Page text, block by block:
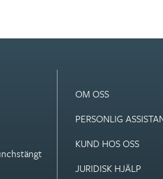
OM OSS
PERSONLIG
KUND HOS OSS
JURIDISK HJÄLP